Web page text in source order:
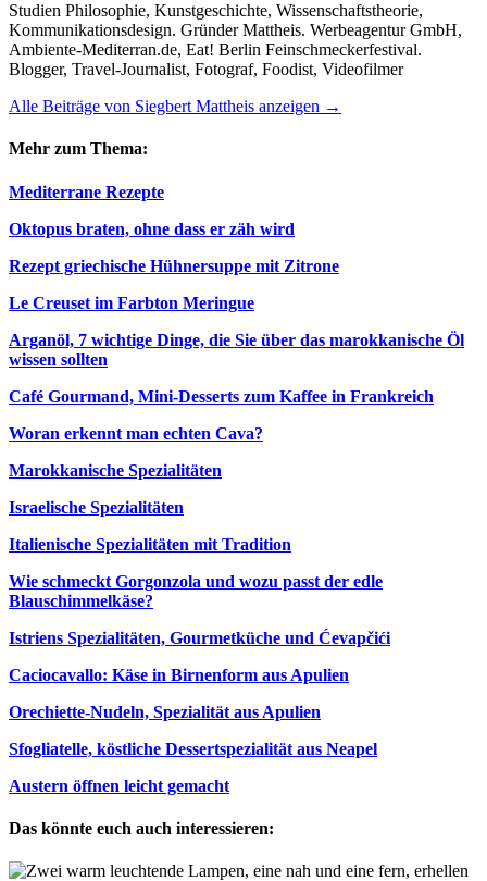
Studien Philosophie, Kunstgeschichte, Wissenschaftstheorie,
Kommunikationsdesign. Gründer Mattheis. Werbeagentur GmbH,
Ambiente-Mediterran.de, Eat! Berlin Feinschmeckerfestival.
Blogger, Travel-Journalist, Fotograf, Foodist, Videofilmer
Alle Beiträge von Siegbert Mattheis anzeigen →
Mehr zum Thema:
Mediterrane Rezepte
Oktopus braten, ohne dass er zäh wird
Rezept griechische Hühnersuppe mit Zitrone
Le Creuset im Farbton Meringue
Arganöl, 7 wichtige Dinge, die Sie über das marokkanische Öl
wissen sollten
Café Gourmand, Mini-Desserts zum Kaffee in Frankreich
Woran erkennt man echten Cava?
Marokkanische Spezialitäten
Israelische Spezialitäten
Italienische Spezialitäten mit Tradition
Wie schmeckt Gorgonzola und wozu passt der edle
Blauschimmelkäse?
Istriens Spezialitäten, Gourmetküche und Ćevapčići
Caciocavallo: Käse in Birnenform aus Apulien
Orechiette-Nudeln, Spezialität aus Apulien
Sfogliatelle, köstliche Dessertspezialität aus Neapel
Austern öffnen leicht gemacht
Das könnte euch auch interessieren: